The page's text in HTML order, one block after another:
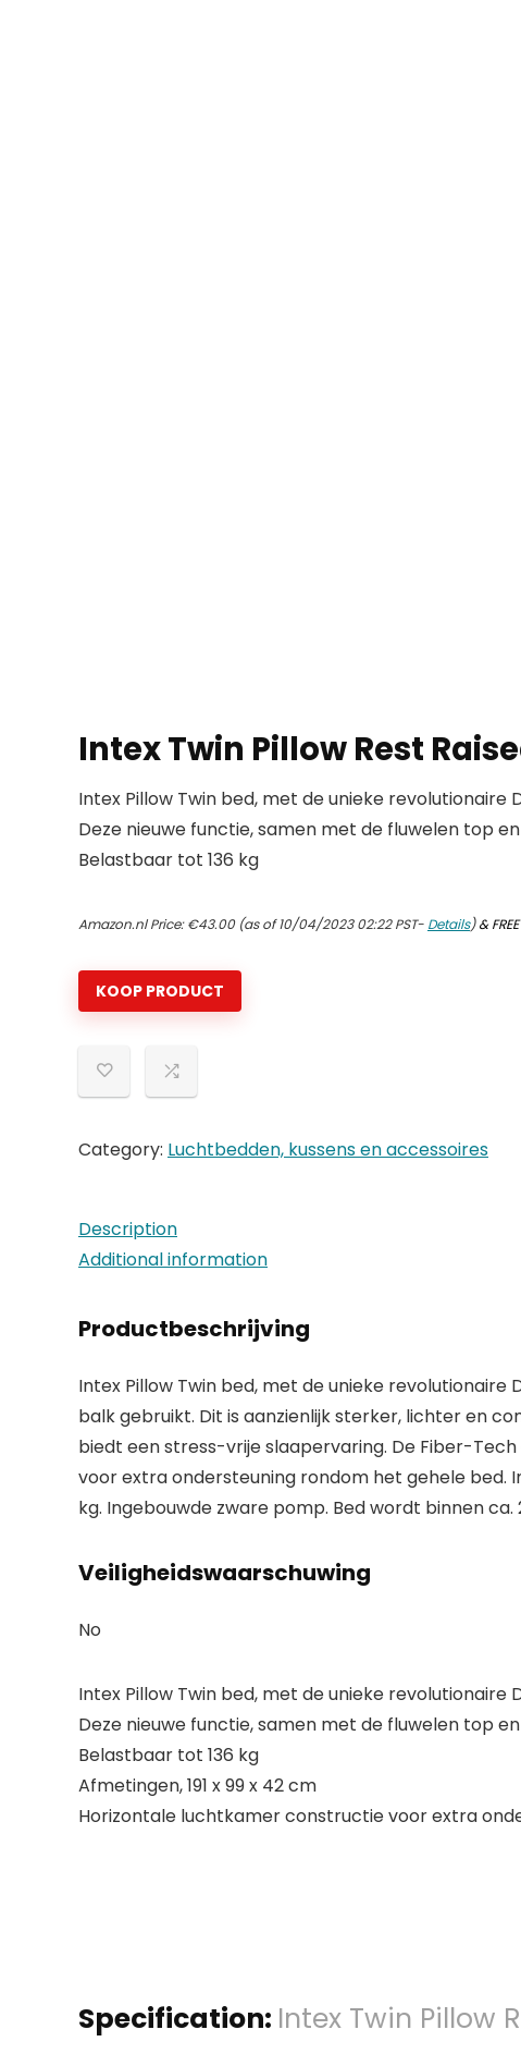
Intex Twin Pillow Rest
Intex Pillow Twin bed, met de unieke revolutionaire
Deze nieuwe functie, samen met de fluwelen top
Belastbaar tot 136 kg
Amazon.nl Price:€43.00(as of 10/04/2023 02:22 PST- Details)&
KOOP PRODUCT
Category: Luchtbedden, kussens en accessoires
Description
Additional information
Productbeschrijving
Intex Pillow Twin bed, met de unieke
balk gebruikt. Dit is aanzienlijk sterker, lichter en
biedt een stress-vrije slaapervaring. De Fiber-
voor extra ondersteuning rondom het gehele bed.
kg. Ingebouwde zware pomp. Bed wordt binnen
Veiligheidswaarschuwing
No
Intex Pillow Twin bed, met de unieke revolutionaire
Deze nieuwe functie, samen met de fluwelen top
Belastbaar tot 136 kg
Afmetingen, 191 x 99 x 42 cm
Horizontale luchtkamer constructie voor extra
Specification: Intex Twin Pillow